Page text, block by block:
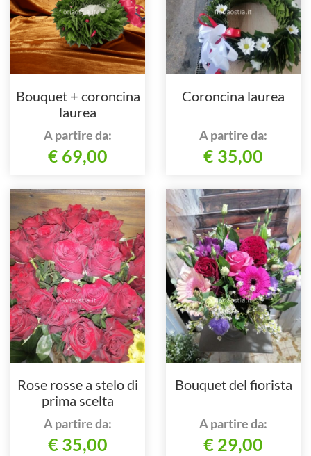
Bouquet + coroncina
laurea
A partire da:
€ 69,00
Coroncina laurea
A partire da:
€ 35,00
Rose rosse a stelo di
prima scelta
A partire da:
€ 35,00
Bouquet del fiorista
A partire da:
€ 29,00